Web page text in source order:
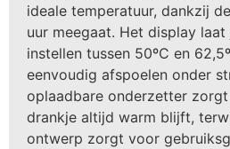
ideale temperatuur, dankzij
uur meegaat. Het display
instellen tussen 50ºC en
eenvoudig afspoelen onder
oplaadbare onderzetter
drankje altijd warm blijft,
ontwerp zorgt voor